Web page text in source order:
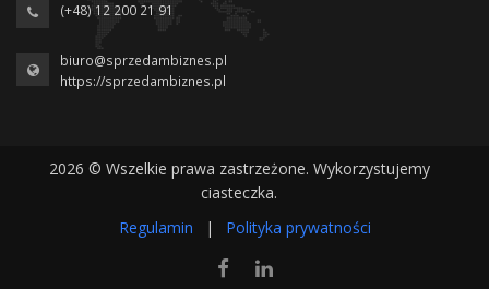
(+48) 12 200 21 91
biuro@sprzedambiznes.pl
https://sprzedambiznes.pl
2026 © Wszelkie prawa zastrzeżone. Wykorzystujemy
ciasteczka.
Regulamin
| Polityka prywatności